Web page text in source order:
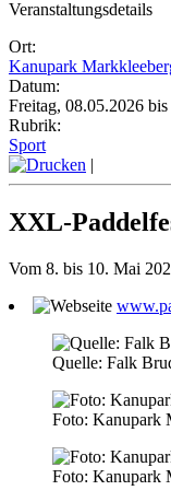
Veranstaltungsdetails
Ort:
Kanupark
Datum:
Freitag, 08.05.2026
Rubrik:
Sport
|
XXL-
Vom 8. bis 10. Mai
Quelle: Falk
Foto: Kanupark
Foto: Kanupark